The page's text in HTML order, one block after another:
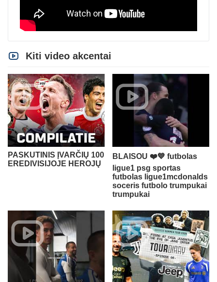
Kiti video akcentai
PASKUTINIS ĮVARČIŲ 100
EREDIVISIJOJE HEROJŲ
BLAISOU ❤️💙 futbolas
ligue1 psg sportas
futbolas ligue1mcdonalds
soceris futbolo trumpukai
trumpukai